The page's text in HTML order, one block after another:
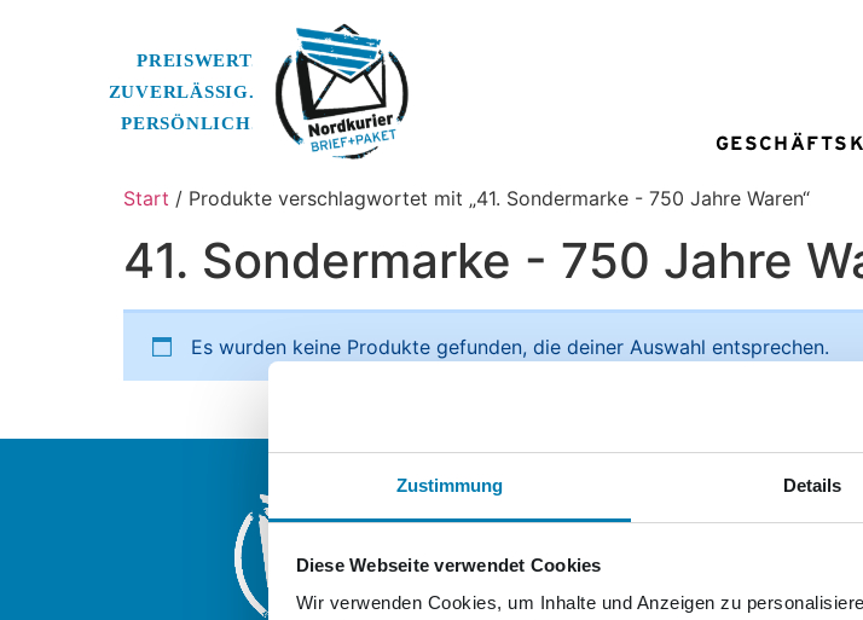
Zustimmung Details
Diese Webseite verwendet Cookies
Wir verwenden Cookies, um Inhalte und Anzeigen zu
Start / Produkte verschlagwortet mit „41. Sondermarke - 750 Jahre Waren“
41. Sondermarke - 750 Jahre
Es wurden keine Produkte gefunden, die deiner Auswahl entsprechen.
Nordkurier Brief + Paket
Ein Unternehmen der
Nordkurier Mediengruppe
Friedrich-Engels-Ring 29
Unsere Vorteile
Rechnung statt